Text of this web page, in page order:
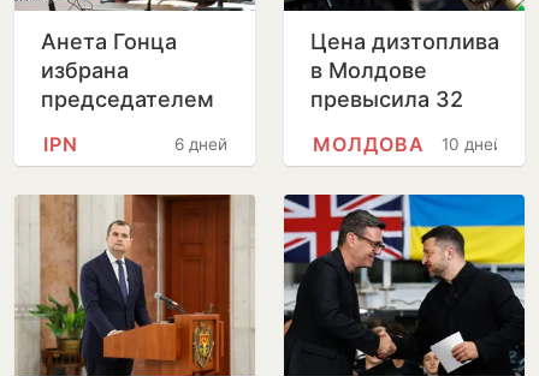
Анета Гонца
избрана
председателем
телевидению и
отставки
Лилианы Вицу
6 дней
IPN
Цена дизтоплива
в Молдове
превысила 32
10 дней
МОЛДОВА